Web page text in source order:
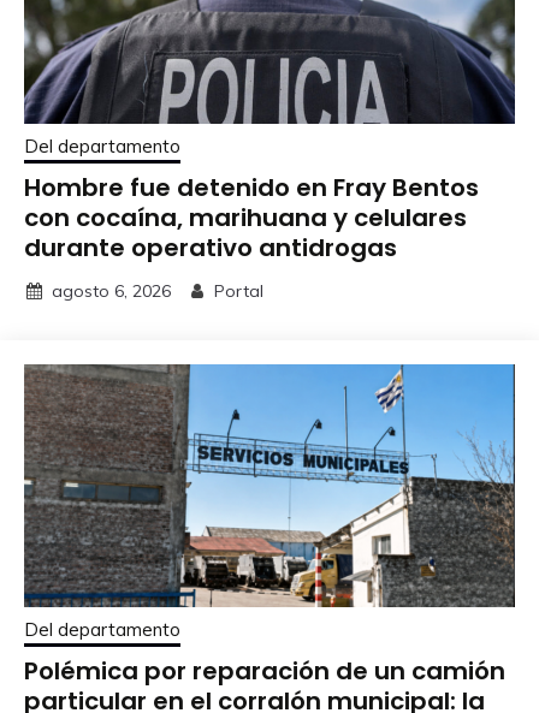
Del departamento
Hombre fue detenido en Fray Bentos
con cocaína, marihuana y celulares
durante operativo antidrogas
agosto 6, 2026 Portal
Del departamento
Polémica por reparación de un camión
particular en el corralón municipal: la